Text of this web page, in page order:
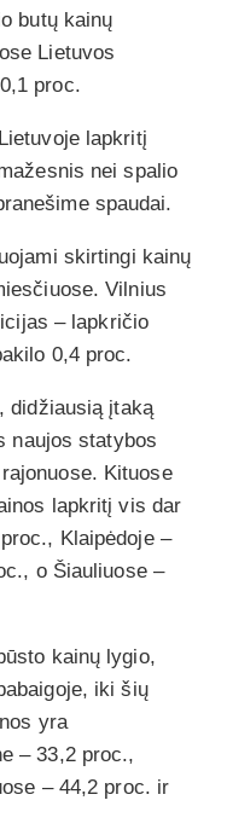
butų kainų
Lietuvos
proc.
lapkritį
nei spalio
spaudai.
skirtingi kainų
Vilnius
– lapkričio
0,4 proc.
didžiausią įtaką
naujos statybos
Kituose
lapkritį vis dar
Klaipėdoje –
o Šiauliuose –
kainų lygio,
iki šių
yra
– 33,2 proc.,
– 44,2 proc. ir